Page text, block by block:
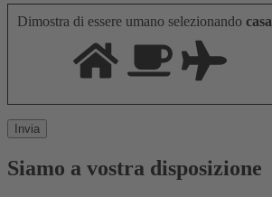
Dimostra di essere umano selezionando casa
Siamo a vostra disposizione